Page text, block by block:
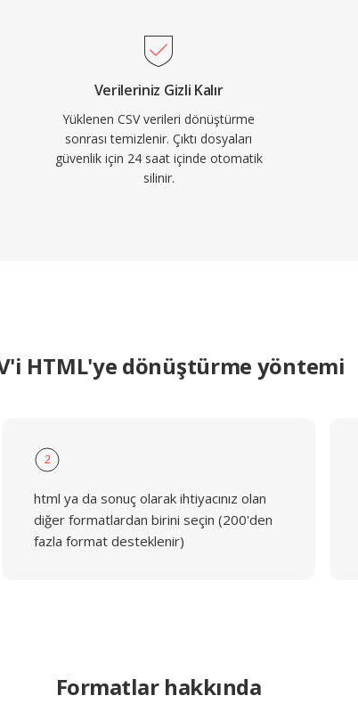
Verileriniz Gizli Kalır
Yüklenen CSV verileri dönüştürme
sonrası temizlenir. Çıktı dosyaları
güvenlik için 24 saat içinde otomatik
silinir.
HTML'ye dönüştürme yöntemi
2
html ya da sonuç olarak ihtiyacınız olan
diğer formatlardan birini seçin (200'den
fazla format desteklenir)
Formatlar hakkında